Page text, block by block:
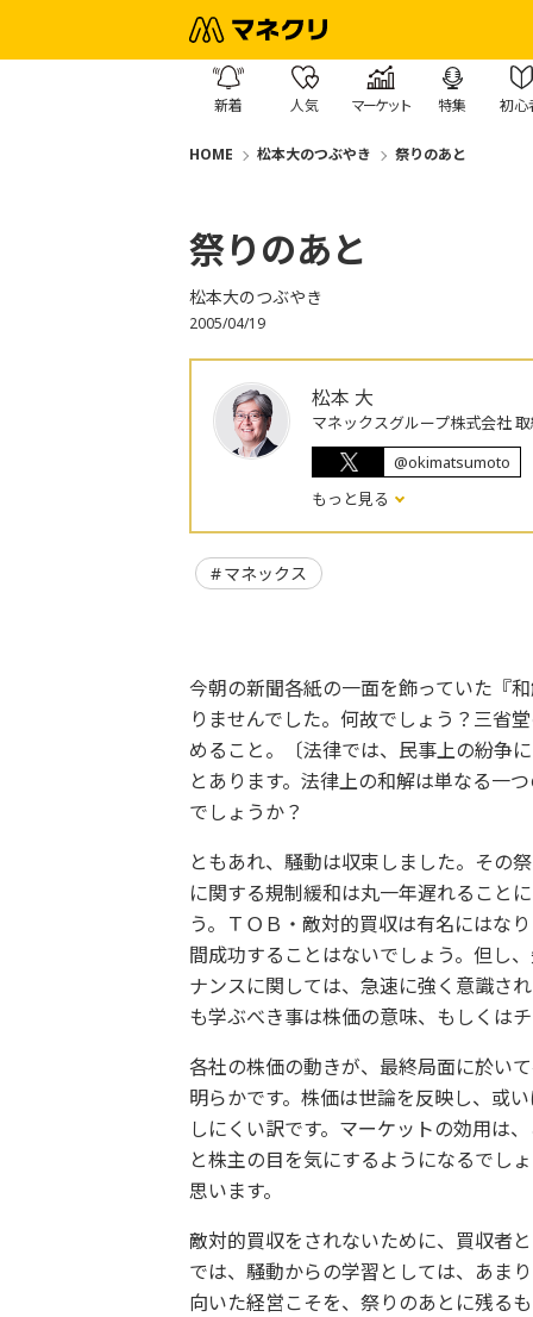
新着 人気 マーケット 特集 初心
HOME 松本大のつぶやき 祭りのあと
祭りのあと
松本大のつぶやき
2005/04/19
松本 大
マネックスグループ株式会社
@okimatsumoto
もっと見る
マネックス
今朝の新聞各紙の一面を飾っていた『
りませんでした。何故でしょう？三省
めること。〔法律では、民事上の紛争
とあります。法律上の和解は単なる一
でしょうか？
ともあれ、騒動は収束しました。その
に関する規制緩和は丸一年遅れること
う。ＴＯＢ・敵対的買収は有名にはな
間成功することはないでしょう。但し
ナンスに関しては、急速に強く意識さ
も学ぶべき事は株価の意味、もしくは
各社の株価の動きが、最終局面に於い
明らかです。株価は世論を反映し、或
しにくい訳です。マーケットの効用は
と株主の目を気にするようになるでし
思います。
敵対的買収をされないために、買収者
では、騒動からの学習としては、あま
向いた経営こそを、祭りのあとに残る